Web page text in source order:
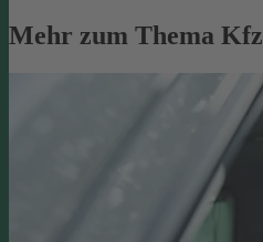
Mehr zum Thema Kfz